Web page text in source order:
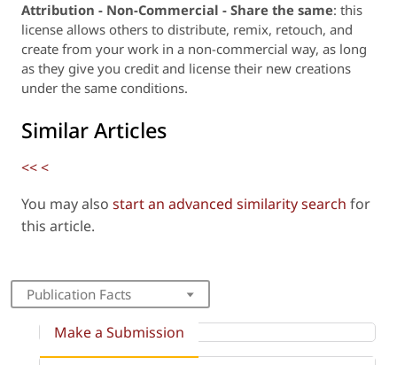
Attribution - Non-Commercial - Share the same: this
license allows others to distribute, remix, retouch, and
create from your work in a non-commercial way, as long
as they give you credit and license their new creations
under the same conditions.
Similar Articles
<<<
You may also start an advanced similarity search for
this article.
Publication Facts
Make a Submission